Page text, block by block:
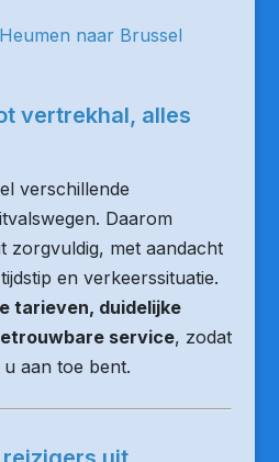
naar Brussel
vertrekhal, alles
verschillende
Daarom
zorgvuldig, met aandacht
en verkeerssituatie.
tarieven, duidelijke
service, zodat
aan toe bent.